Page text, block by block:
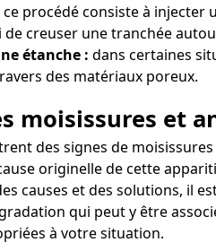
ce procédé consiste à
de creuser une tranchée
étanche : dans certaines
des matériaux poreux.
moisissures et
des signes de
originelle de cette
causes et des solutions, il
qui peut y être
à votre situation.